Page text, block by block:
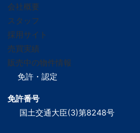
会社概要
スタッフ
採用サイト
売買実績
販売中の物件情報
免許・認定
免許番号
国土交通大臣(3)第8248号